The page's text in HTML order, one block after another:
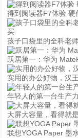
得到阅读器F7体验 硬
孩子口袋里的全科老
跃居第一：华为
实用的办公好物，汉
年轻人的第一台生产
大屏大容量，看得就
联想YOGA Paper 墨